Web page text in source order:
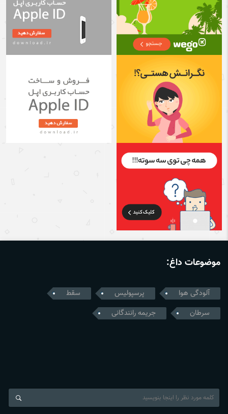
موضوعات داغ:
آلودگی هوا پرسپولیس
سقط
سرطان
جریمه رانندگانی